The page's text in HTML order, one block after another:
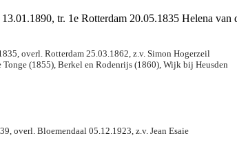
tr. 1e Rotterdam 20.05.1835 Helena
overl. Rotterdam 25.03.1862, z.v. Simon Hogerzeil
(1855), Berkel en Rodenrijs (1860), Wijk bij Heusden
overl. Bloemendaal 05.12.1923, z.v. Jean Esaie